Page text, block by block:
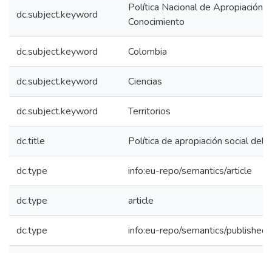
dc.subject.keyword
Política Nacional de Apropiación
Conocimiento
dc.subject.keyword Colombia
dc.subject.keyword Ciencias
dc.subject.keyword Territorios
dc.title Política de apropiación social del
dc.type info:eu-repo/semantics/article
dc.type article
dc.type info:eu-repo/semantics/